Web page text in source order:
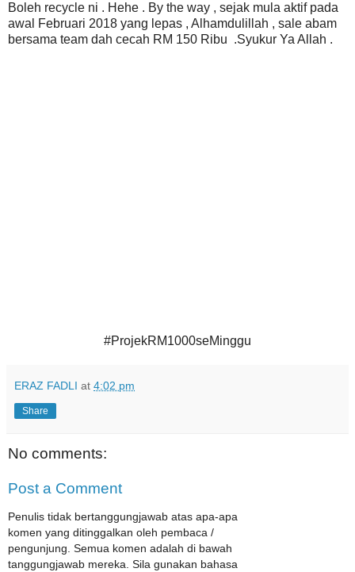
Boleh recycle ni . Hehe . By the way , sejak mula aktif pada
awal Februari 2018 yang lepas , Alhamdulillah , sale abam
bersama team dah cecah RM 150 Ribu .Syukur Ya Allah .
#ProjekRM1000seMinggu
ERAZ FADLI at 4:02 pm
Share
No comments:
Post a Comment
Penulis tidak bertanggungjawab atas apa-apa
komen yang ditinggalkan oleh pembaca /
pengunjung. Semua komen adalah di bawah
tanggungjawab mereka. Sila gunakan bahasa